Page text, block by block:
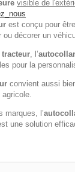
visible de
est conçu pour
ou décorer un
, l’
pour la
convient aussi
agricole.
marques, l’
une solution